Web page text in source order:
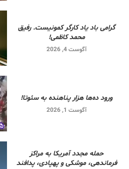
گرامی باد یاد کارگر کمونیست. رفیق
محمد کاظمی!
آگوست 4, 2026
ورود ده‌ها هزار پناهنده به سئوتا!
آگوست 1, 2026
حمله مجدد آمریکا به مراکز
فرماندهی، موشکی و پهپادی، پدافند